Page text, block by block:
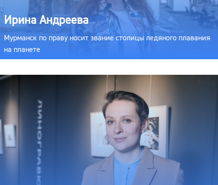
Ирина Андреева
Мурманск по праву носит звание столицы ледяного плавания
на планете